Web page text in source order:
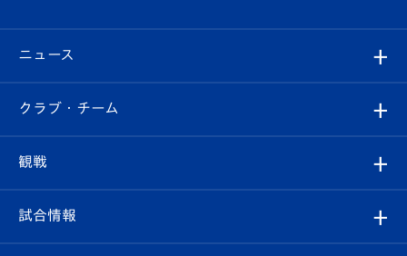
ニュース
すべて
クラブ
試合情報
クラブ・チーム
クラブ概要
観戦
観戦ルール
試合情報